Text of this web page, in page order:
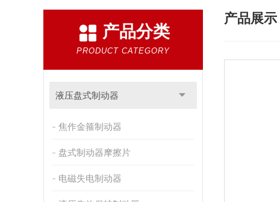
产品分类
PRODUCT CATEGORY
液压盘式制动器
焦作金箍制动器
盘式制动器摩擦片
电磁失电制动器
产品展示